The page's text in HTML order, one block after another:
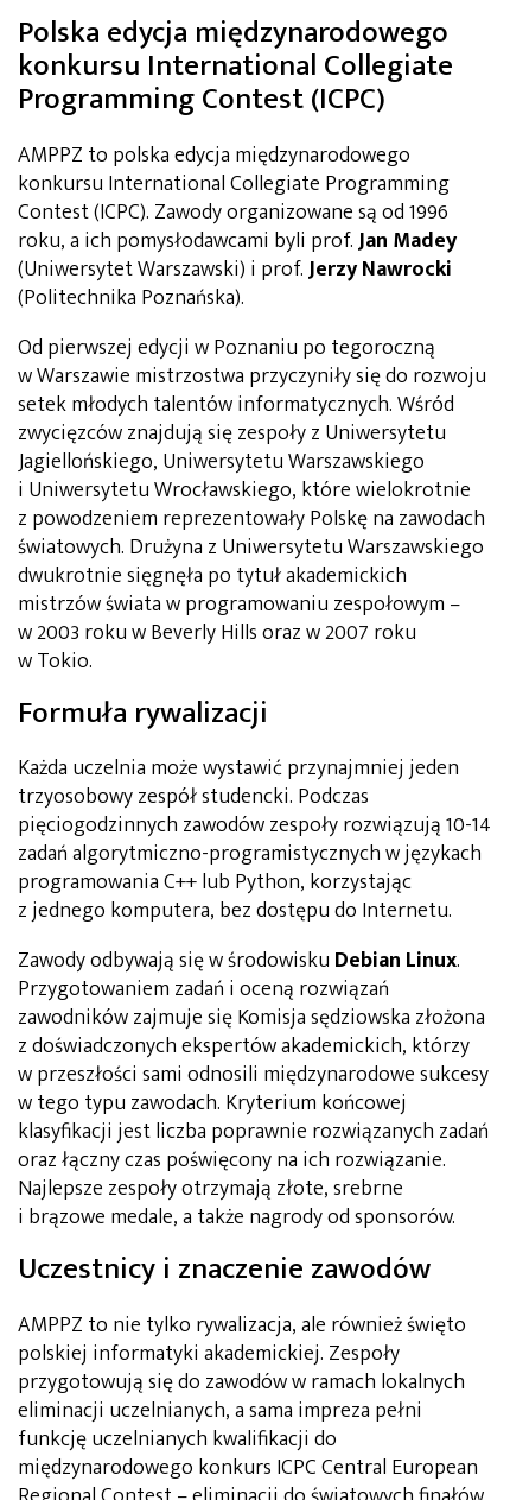
Polska edycja międzynarodowego
konkursu International Collegiate
Programming Contest (ICPC)
AMPPZ to polska edycja międzynarodowego
konkursu International Collegiate Programming
Contest (ICPC). Zawody organizowane są od 1996
roku, a ich pomysłodawcami byli prof.Jan Madey
(Uniwersytet Warszawski) i prof.Jerzy Nawrocki
(Politechnika Poznańska).
Od pierwszej edycji w Poznaniu po tegoroczną
w Warszawie mistrzostwa przyczyniły się do rozwoju
setek młodych talentów informatycznych. Wśród
zwycięzców znajdują się zespoły z Uniwersytetu
Jagiellońskiego, Uniwersytetu Warszawskiego
i Uniwersytetu Wrocławskiego, które wielokrotnie
z powodzeniem reprezentowały Polskę na zawodach
światowych. Drużyna z Uniwersytetu Warszawskiego
dwukrotnie sięgnęła po tytuł akademickich
mistrzów świata w programowaniu zespołowym –
w 2003 roku w Beverly Hills oraz w 2007 roku
w Tokio.
Formuła rywalizacji
Każda uczelnia może wystawić przynajmniej jeden
trzyosobowy zespół studencki. Podczas
pięciogodzinnych zawodów zespoły rozwiązują 10-14
zadań algorytmiczno-programistycznych w językach
programowania C++ lub Python, korzystając
z jednego komputera, bez dostępu do Internetu.
Zawody odbywają się w środowisku Debian Linux.
Przygotowaniem zadań i oceną rozwiązań
zawodników zajmuje się Komisja sędziowska złożona
z doświadczonych ekspertów akademickich, którzy
w przeszłości sami odnosili międzynarodowe sukcesy
w tego typu zawodach. Kryterium końcowej
klasyfikacji jest liczba poprawnie rozwiązanych zadań
oraz łączny czas poświęcony na ich rozwiązanie.
Najlepsze zespoły otrzymają złote, srebrne
i brązowe medale, a także nagrody od sponsorów.
Uczestnicy i znaczenie zawodów
AMPPZ to nie tylko rywalizacja, ale również święto
polskiej informatyki akademickiej. Zespoły
przygotowują się do zawodów w ramach lokalnych
eliminacji uczelnianych, a sama impreza pełni
funkcję uczelnianych kwalifikacji do
międzynarodowego konkurs ICPC Central European